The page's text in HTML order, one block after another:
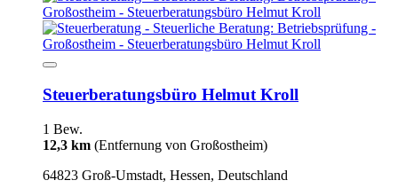
Steuerberatungsbüro Helmut Kroll
1 Bew.
12,3 km (Entfernung von Großostheim)
64823 Groß-Umstadt, Hessen, Deutschland